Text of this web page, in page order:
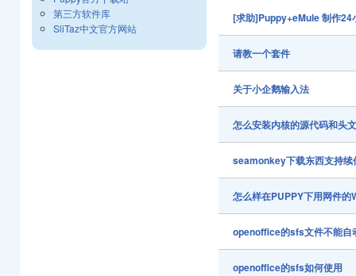
[求助]Puppy+eMule 制作24
请教一个套件
关于小企鹅输入法
怎么安装内核的源代码和头
seamonkey下载东西支持续
怎么样在PUPPY下用网件
openoffice的sfs文件不能自
openoffice的sfs如何使用
第三方软件库
SliTaz中文官方网站